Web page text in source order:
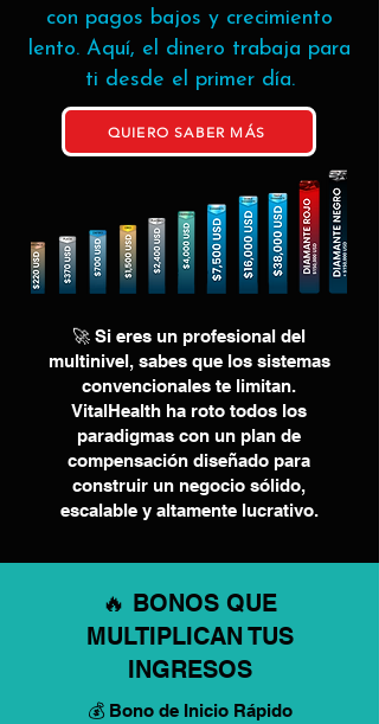
con pagos bajos y crecimiento
lento. Aquí, el dinero trabaja para
ti desde el primer día.
QUIERO SABER MÁS
🚀 Si eres un profesional del
multinivel, sabes que los sistemas
convencionales te limitan.
VitalHealth ha roto todos los
paradigmas con un plan de
compensación diseñado para
construir un negocio sólido,
escalable y altamente lucrativo.
🔥 BONOS QUE
MULTIPLICAN TUS
INGRESOS
💰 Bono de Inicio Rápido